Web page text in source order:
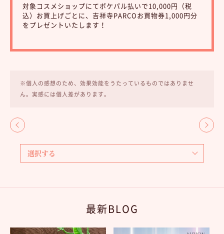
対象コスメショップにてポケパル払いで10,000円（税
込）お買上げごとに、吉祥寺PARCOお買物券1,000円分
をプレゼントいたします！
※個人の感想のため、効果効能をうたっているものではありませ
ん。実感には個人差があります。
最新BLOG